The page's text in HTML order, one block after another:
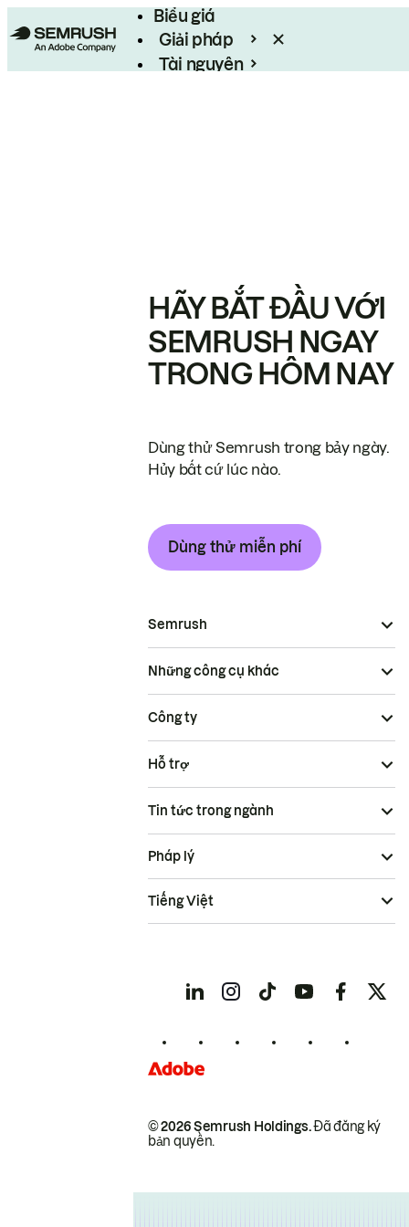
Biểu giá
Giải pháp
Tài nguyên
HÃY BẮT ĐẦU VỚI
SEMRUSH NGAY
TRONG HÔM NAY
Dùng thử Semrush trong bảy ngày.
Hủy bất cứ lúc nào.
Dùng thử miễn phí
Semrush
Những công cụ khác
Công ty
Hỗ trợ
Tin tức trong ngành
© 2026 Semrush Holdings.Đã đăng ký
bản quyền.
Pháp lý
Tiếng Việt